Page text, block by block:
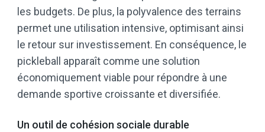
les budgets. De plus, la polyvalence des terrains
permet une utilisation intensive, optimisant ainsi
le retour sur investissement. En conséquence, le
pickleball apparaît comme une solution
économiquement viable pour répondre à une
demande sportive croissante et diversifiée.
Un outil de cohésion sociale durable